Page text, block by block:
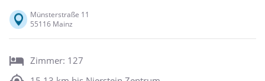
Münsterstraße 11
55116 Mainz
Zimmer: 127